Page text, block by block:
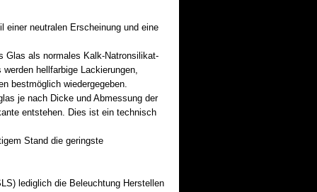
einer neutralen Erscheinung und eine
Glas als normales Kalk-Natronsilikat-
hellfarbige Lackierungen,
bestmöglich wiedergegeben.
je nach Dicke und Abmessung der
entstehen. Dies ist ein technisch
Stand die geringste
lediglich die Beleuchtung Herstellen